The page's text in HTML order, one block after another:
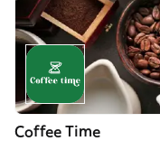
Coffee Time